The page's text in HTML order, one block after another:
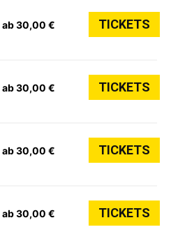
ab 30,00 € TICKETS
ab 30,00 € TICKETS
ab 30,00 € TICKETS
ab 30,00 € TICKETS